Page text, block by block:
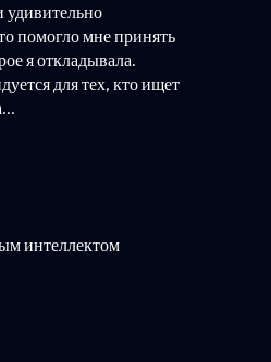
помогло мне принять
я откладывала.
для тех, кто ищет
интеллектом